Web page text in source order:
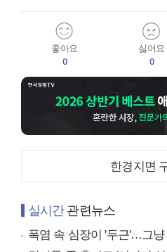
좋아요
0
싫어요
0
한경지면
실시간관련뉴스
폭염 속 심장이 '두근'…그